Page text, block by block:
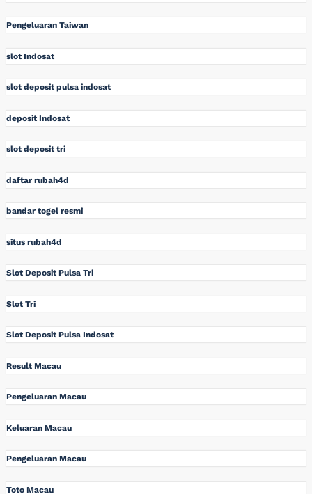
Pengeluaran Taiwan
slot Indosat
slot deposit pulsa indosat
deposit Indosat
slot deposit tri
daftar rubah4d
bandar togel resmi
situs rubah4d
Slot Deposit Pulsa Tri
Slot Tri
Slot Deposit Pulsa Indosat
Result Macau
Pengeluaran Macau
Keluaran Macau
Pengeluaran Macau
Toto Macau